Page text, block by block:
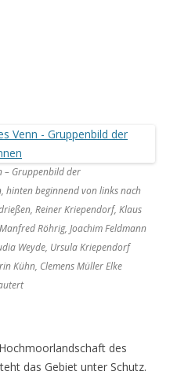
– Gruppenbild der
hinten beginnend von links nach
Reiner Kriependorf, Klaus
Röhrig, Joachim Feldmann
Weyde, Ursula Kriependorf
Kühn, Clemens Müller Elke
des
das Gebiet unter Schutz.